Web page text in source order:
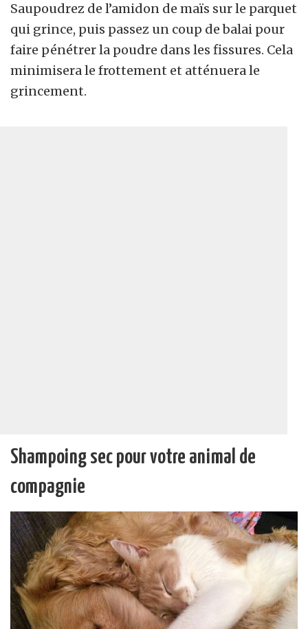
Saupoudrez de l’amidon de maïs sur le parquet
qui grince, puis passez un coup de balai pour
faire pénétrer la poudre dans les fissures. Cela
minimisera le frottement et atténuera le
grincement.
Shampoing sec pour votre animal de
compagnie